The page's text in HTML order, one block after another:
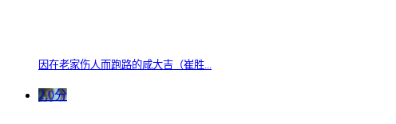
因在老家伤人而跑路的咸大吉（崔胜...
2.0分